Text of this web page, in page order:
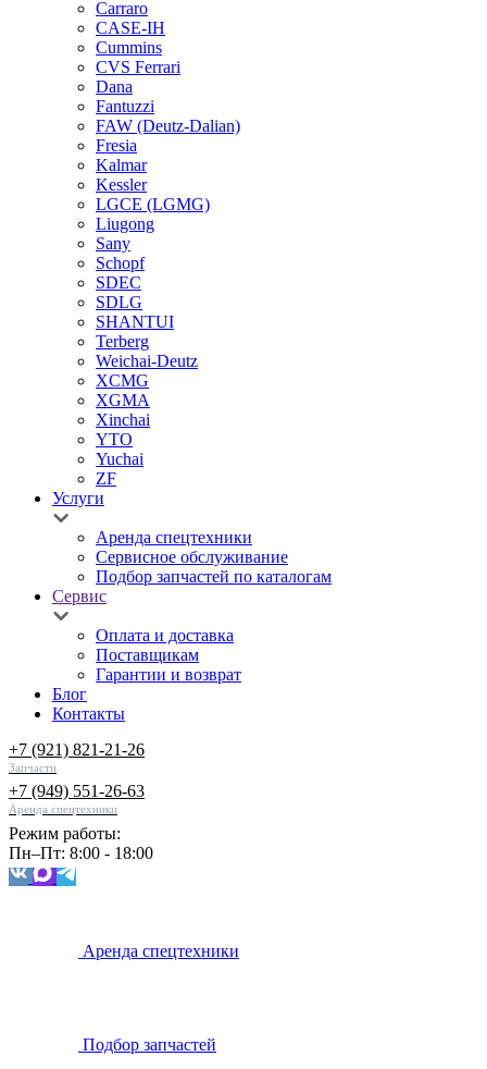
Carraro
CASE-IH
Cummins
CVS Ferrari
Dana
Fantuzzi
FAW (Deutz-Dalian)
Fresia
Kalmar
Kessler
LGCE (LGMG)
Liugong
Sany
Schopf
SDEC
SDLG
SHANTUI
Terberg
Weichai-Deutz
XCMG
XGMA
Xinchai
YTO
Yuchai
ZF
Услуги
Аренда спецтехники
Сервисное обслуживание
Подбор запчастей по каталогам
Сервис
Оплата и доставка
Поставщикам
Гарантии и возврат
Блог
Контакты
+7 (921) 821-21-26
Запчасти
+7 (949) 551-26-63
Аренда спецтехники
Режим работы:
Пн–Пт: 8:00 - 18:00
Аренда спецтехники
Подбор запчастей